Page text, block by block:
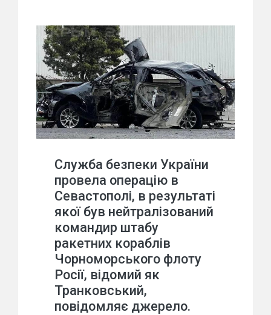
Служба безпеки України
провела операцію в
Севастополі, в результаті
якої був нейтралізований
командир штабу
ракетних кораблів
Чорноморського флоту
Росії, відомий як
Транковський,
повідомляє джерело.